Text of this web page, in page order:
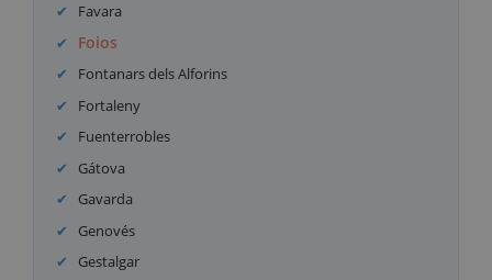
Favara
Foios
Fontanars dels Alforins
Fortaleny
Fuenterrobles
Gátova
Gavarda
Genovés
Gestalgar